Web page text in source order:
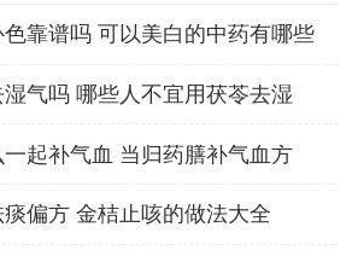
靠谱吗 可以美白的中药有哪些
气吗 哪些人不宜用茯苓去湿
起补气血 当归药膳补气血方
偏方 金桔止咳的做法大全